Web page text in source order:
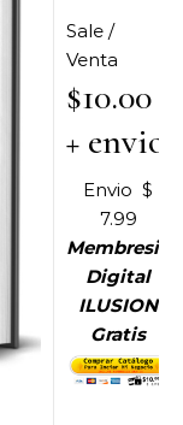
Sale /
Venta
$10.00
+ envio
Envio $
7.99
Membresia
Digital
ILUSION
Gratis